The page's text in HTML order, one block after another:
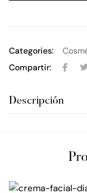
Categories:
Compartir:
Descripción